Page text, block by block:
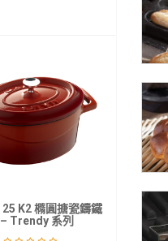
25 K2 橢圓搪瓷鑄鐵
Trendy 系列